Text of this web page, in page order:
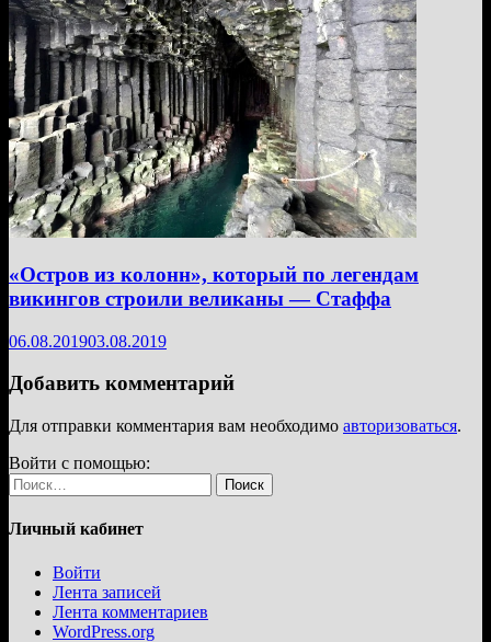
«Остров из колонн», который по легендам
викингов строили великаны — Стаффа
06.08.201903.08.2019
Добавить комментарий
Для отправки комментария вам необходимо авторизоваться.
Войти с помощью:
Найти:
Личный кабинет
Войти
Лента записей
Лента комментариев
WordPress.org